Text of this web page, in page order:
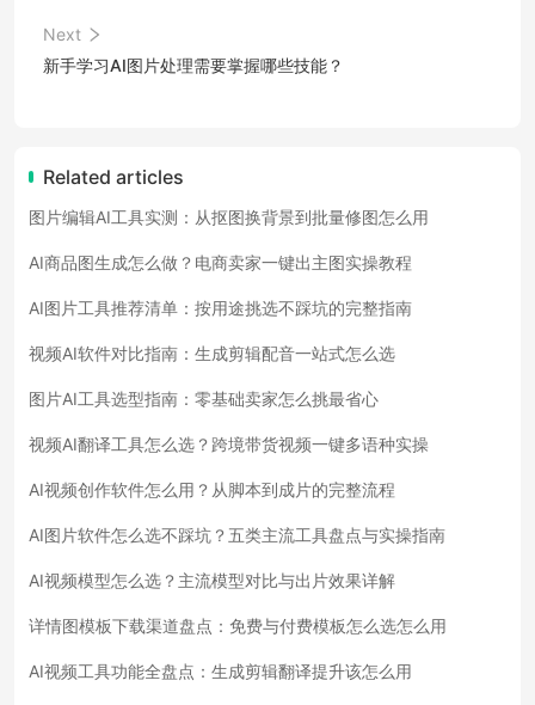
Next
新手学习AI图片处理需要掌握哪些技能？
Related articles
图片编辑AI工具实测：从抠图换背景到批量修图怎么用
AI商品图生成怎么做？电商卖家一键出主图实操教程
AI图片工具推荐清单：按用途挑选不踩坑的完整指南
视频AI软件对比指南：生成剪辑配音一站式怎么选
图片AI工具选型指南：零基础卖家怎么挑最省心
视频AI翻译工具怎么选？跨境带货视频一键多语种实操
AI视频创作软件怎么用？从脚本到成片的完整流程
AI图片软件怎么选不踩坑？五类主流工具盘点与实操指南
AI视频模型怎么选？主流模型对比与出片效果详解
详情图模板下载渠道盘点：免费与付费模板怎么选怎么用
AI视频工具功能全盘点：生成剪辑翻译提升该怎么用